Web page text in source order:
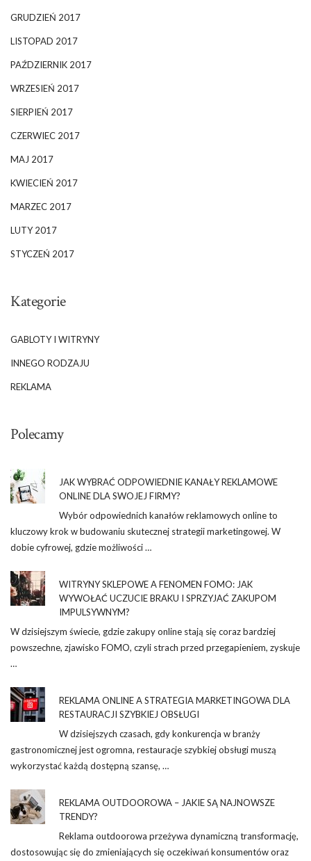
GRUDZIEŃ 2017
LISTOPAD 2017
PAŹDZIERNIK 2017
WRZESIEŃ 2017
SIERPIEŃ 2017
CZERWIEC 2017
MAJ 2017
KWIECIEŃ 2017
MARZEC 2017
LUTY 2017
STYCZEŃ 2017
Kategorie
GABLOTY I WITRYNY
INNEGO RODZAJU
REKLAMA
Polecamy
JAK WYBRAĆ ODPOWIEDNIE KANAŁY REKLAMOWE
ONLINE DLA SWOJEJ FIRMY?
Wybór odpowiednich kanałów reklamowych online to
kluczowy krok w budowaniu skutecznej strategii marketingowej. W
dobie cyfrowej, gdzie możliwości …
WITRYNY SKLEPOWE A FENOMEN FOMO: JAK
WYWOŁAĆ UCZUCIE BRAKU I SPRZYJAĆ ZAKUPOM
IMPULSYWNYM?
W dzisiejszym świecie, gdzie zakupy online stają się coraz bardziej
powszechne, zjawisko FOMO, czyli strach przed przegapieniem, zyskuje
…
REKLAMA ONLINE A STRATEGIA MARKETINGOWA DLA
RESTAURACJI SZYBKIEJ OBSŁUGI
W dzisiejszych czasach, gdy konkurencja w branży
gastronomicznej jest ogromna, restauracje szybkiej obsługi muszą
wykorzystać każdą dostępną szansę, …
REKLAMA OUTDOOROWA – JAKIE SĄ NAJNOWSZE
TRENDY?
Reklama outdoorowa przeżywa dynamiczną transformację,
dostosowując się do zmieniających się oczekiwań konsumentów oraz